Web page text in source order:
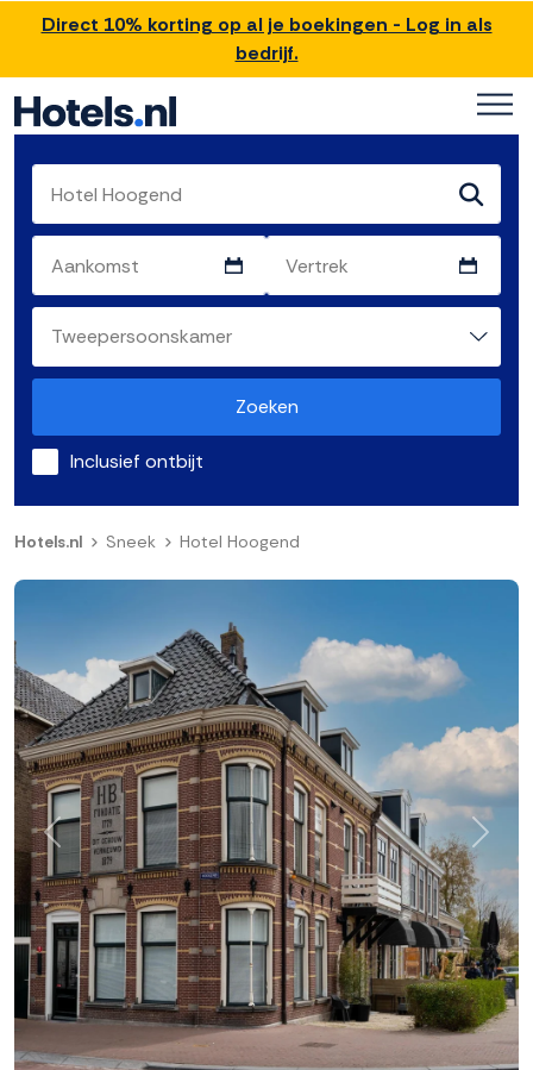
Direct 10% korting op al je boekingen - Log in als
bedrijf.
Zoeken
Inclusief ontbijt
Hotels.nl Sneek Hotel Hoogend